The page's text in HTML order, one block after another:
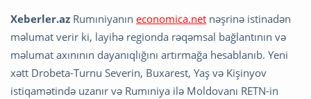
Xeberler.az Rumıniyanın economica.net nəşrinə istinadən
məlumat verir ki, layihə regionda rəqəmsal bağlantının və
məlumat axınının dayanıqlığını artırmağa hesablanıb. Yeni
xətt Drobeta-Turnu Severin, Buxarest, Yaş və Kişinyov
istiqamətində uzanır və Rumıniya ilə Moldovanı RETN-in